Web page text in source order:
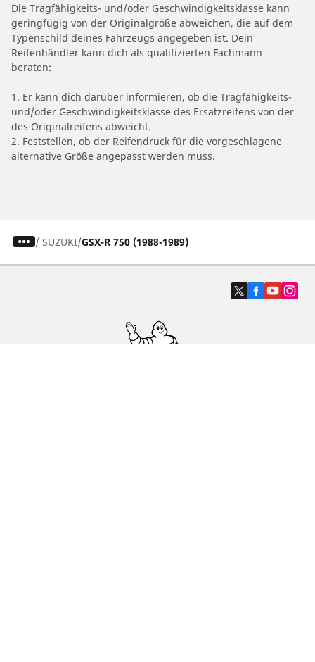
Die Tragfähigkeits- und/oder Geschwindigkeitsklasse kann
geringfügig von der Originalgröße abweichen, die auf dem
Typenschild deines Fahrzeugs angegeben ist. Dein
Reifenhändler kann dich als qualifizierten Fachmann
beraten:
1. Er kann dich darüber informieren, ob die Tragfähigkeits-
und/oder Geschwindigkeitsklasse des Ersatzreifens von der
des Originalreifens abweicht.
2. Feststellen, ob der Reifendruck für die vorgeschlagene
alternative Größe angepasst werden muss.
/ SUZUKI GSX-R 750 (1988-1989)